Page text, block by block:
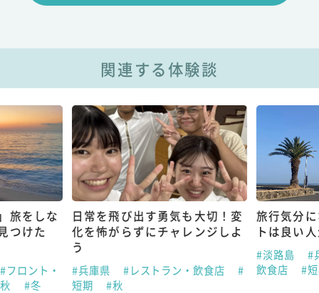
関連する体験談
旅をしな
つけた
#フロント・
#冬
日常を飛び出す勇気も大切！変
化を怖がらずにチャレンジしよ
う
#兵庫県 #レストラン・飲食店
#
短期
#秋
旅行気分
トは良い
#淡路島
#
飲食店
#